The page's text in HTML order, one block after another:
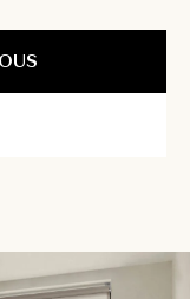
intérieur. Chaque
dans une